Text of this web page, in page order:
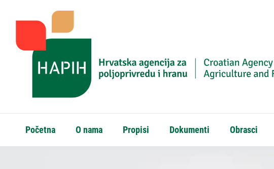
Početna O nama Propisi Dokumenti Obrasci